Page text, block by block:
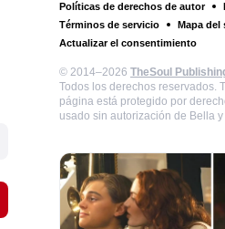
Políticas de derechos de autor
Términos de servicio
Mapa del
Actualizar el consentimiento
© 2014–2026 TheSoul
Todos los derechos reservados.
página está protegido por
usado sin autorización de Bella y